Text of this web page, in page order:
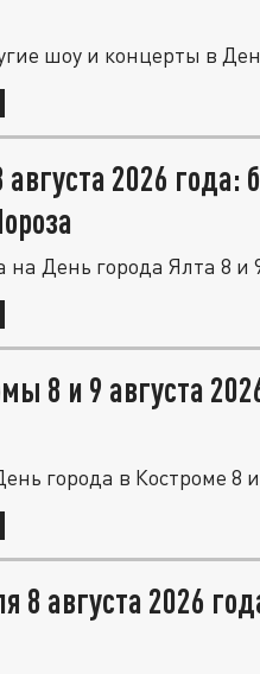
шоу и концерты в
2026 года:
День города Ялта 8 и
8 и 9 августа
города в Костроме 8
8 августа 2026